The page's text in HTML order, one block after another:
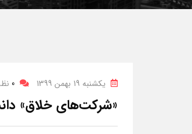
یکشنبه 19 بهمن 1399 0
«شرکت‌های خلاق»